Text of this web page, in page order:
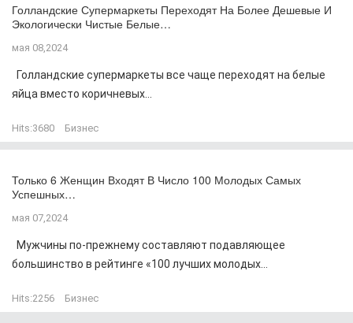
Голландские Супермаркеты Переходят На Более Дешевые И
Экологически Чистые Белые…
мая 08,2024
Голландские супермаркеты все чаще переходят на белые
яйца вместо коричневых...
Hits:3680 Бизнес
Только 6 Женщин Входят В Число 100 Молодых Самых
Успешных…
мая 07,2024
Мужчины по-прежнему составляют подавляющее
большинство в рейтинге «100 лучших молодых...
Hits:2256 Бизнес